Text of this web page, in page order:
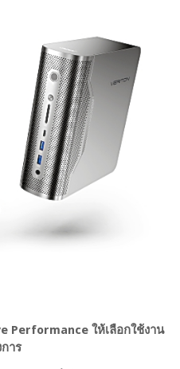
Performance ให้เลือกใช้งาน
าร